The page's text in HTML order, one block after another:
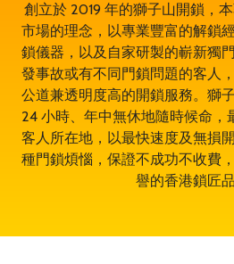
創立於 2019 年的獅子山開鎖，
市場的理念，以專業豐富的解鎖
鎖儀器，以及自家研製的嶄新獨
發事故或有不同門鎖問題的客人
公道兼透明度高的開鎖服務。獅
24 小時、年中無休地隨時候命，
客人所在地，以最快速度及無損
種門鎖煩惱，保證不成功不收費
譽的香港鎖匠品